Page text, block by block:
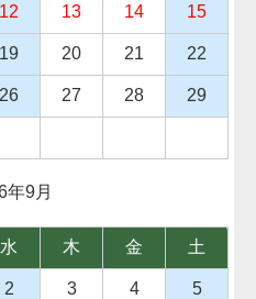
12 13 14 15
19 20 21 22
26 27 28 29
年9月
水 木 金 土
2 3 4 5